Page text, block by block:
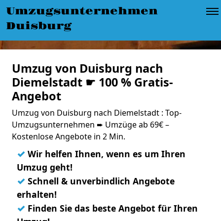
Umzugsunternehmen
Duisburg
Umzug von Duisburg nach
Diemelstadt ☛ 100 % Gratis-
Angebot
Umzug von Duisburg nach Diemelstadt : Top-
Umzugsunternehmen ➨ Umzüge ab 69€ –
Kostenlose Angebote in 2 Min.
✓ Wir helfen Ihnen, wenn es um Ihren
Umzug geht!
✓ Schnell & unverbindlich Angebote
erhalten!
✓ Finden Sie das beste Angebot für Ihren